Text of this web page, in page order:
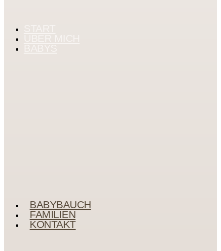
BABYBAUCH
FAMILIEN
KONTAKT